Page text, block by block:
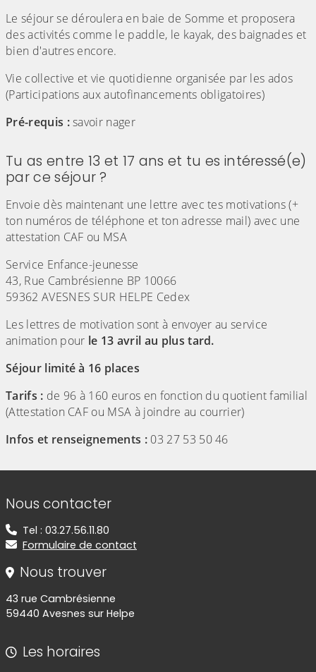
Le séjour se déroulera en baie de Somme et proposera
des activités comme le paddle, le kayak, des baignades et
bien d'autres encore.
Vie collective et vie quotidienne organisée par les ados
(Participations aux autofinancements obligatoires)
Pré-requis :savoir nager
Tu as entre 13 et 17 ans et tu es intéressé(e)
par ce séjour ?
Envoie dès maintenant une lettre avec tes motivations (+
ton numéros de téléphone et ton adresse mail) avec une
attestation CAF ou MSA
Service Enfance-jeunesse
43, Rue Cambrésienne BP 10066
59362 AVESNES SUR HELPE Cedex
Les lettres de motivation sont à envoyer au service
animation pour le 13 avril au plus tard.
Séjour limité à 16 places
Tarifs : de 96 à 160 euros en fonction du quotient familial
(Attestation CAF ou MSA à joindre au courrier)
Infos et renseignements : 03 27 53 50 46
Informations de contact
Nous contacter
Tel : 03.27.56.11.80
Formulaire de contact
Nous trouver
43 rue Cambrésienne
59440 Avesnes sur Helpe
Les horaires